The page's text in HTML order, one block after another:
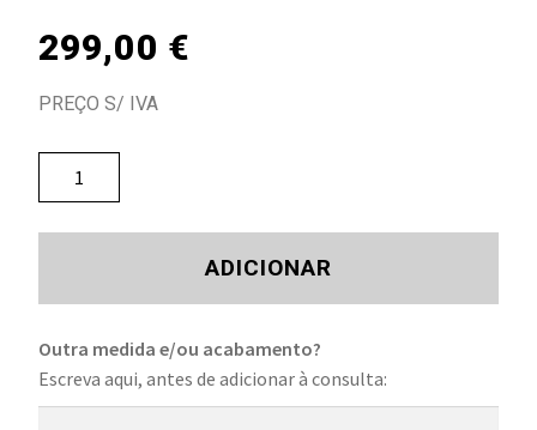
299,00 €
PREÇO S/ IVA
ADICIONAR
Outra medida e/ou acabamento?
Escreva aqui, antes de adicionar à consulta: